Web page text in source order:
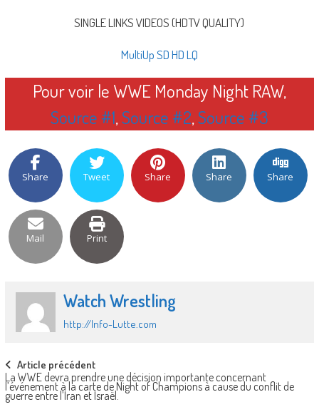
SINGLE LINKS VIDEOS (HDTV QUALITY)
MultiUp SD HD LQ
Pour voir le WWE Monday Night RAW,
Source #1,Source #2,Source #3
Share Tweet Share Share Share
Mail Print
Watch Wrestling
http://Info-Lutte.com
Post
navigation
Article précédent
La WWE devra prendre une décision importante concernant
l’événement à la carte de Night of Champions à cause du conflit de
guerre entre l’Iran et Israël.